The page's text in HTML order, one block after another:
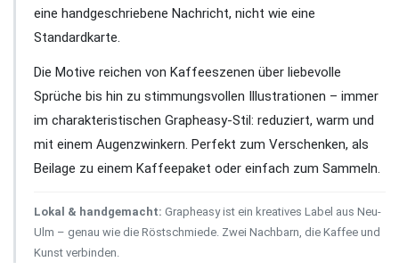
eine handgeschriebene Nachricht, nicht wie eine
Standardkarte.
Die Motive reichen von Kaffeeszenen über liebevolle
Sprüche bis hin zu stimmungsvollen Illustrationen – immer
im charakteristischen Grapheasy-Stil: reduziert, warm und
mit einem Augenzwinkern. Perfekt zum Verschenken, als
Beilage zu einem Kaffeepaket oder einfach zum Sammeln.
Lokal & handgemacht: Grapheasy ist ein kreatives Label aus Neu-
Ulm – genau wie die Röstschmiede. Zwei Nachbarn, die Kaffee und
Kunst verbinden.